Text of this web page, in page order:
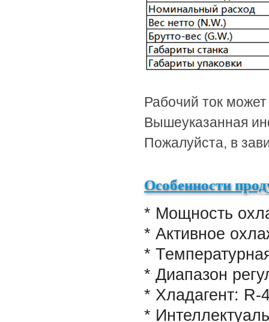
Рабочий ток
Вышеуказанная
Пожалуйста, в
Особенности
* Мощность
* Активное
*
* Диапазон
* Хладагент: R-
*